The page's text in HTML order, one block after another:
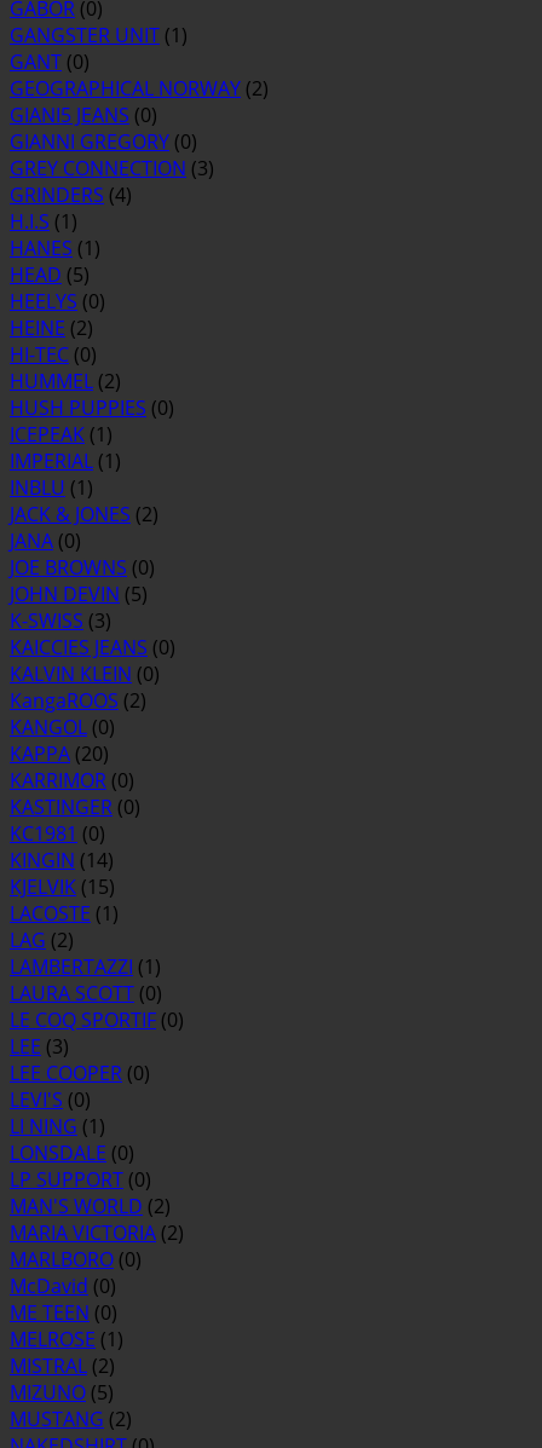
GABOR (0)
GANGSTER UNIT (1)
GANT (0)
GEOGRAPHICAL NORWAY (2)
GIANI5 JEANS (0)
GIANNI GREGORY (0)
GREY CONNECTION (3)
GRINDERS (4)
H.I.S (1)
HANES (1)
HEAD (5)
HEELYS (0)
HEINE (2)
HI-TEC (0)
HUMMEL (2)
HUSH PUPPIES (0)
ICEPEAK (1)
IMPERIAL (1)
INBLU (1)
JACK & JONES (2)
JANA (0)
JOE BROWNS (0)
JOHN DEVIN (5)
K-SWISS (3)
KAICCIES JEANS (0)
KALVIN KLEIN (0)
KangaROOS (2)
KANGOL (0)
KAPPA (20)
KARRIMOR (0)
KASTINGER (0)
KC1981 (0)
KINGIN (14)
KJELVIK (15)
LACOSTE (1)
LAG (2)
LAMBERTAZZI (1)
LAURA SCOTT (0)
LE COQ SPORTIF (0)
LEE (3)
LEE COOPER (0)
LEVI'S (0)
LI NING (1)
LONSDALE (0)
LP SUPPORT (0)
MAN'S WORLD (2)
MARIA VICTORIA (2)
MARLBORO (0)
McDavid (0)
ME TEEN (0)
MELROSE (1)
MISTRAL (2)
MIZUNO (5)
MUSTANG (2)